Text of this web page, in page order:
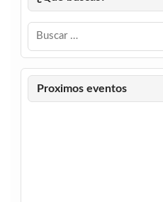
Proximos eventos